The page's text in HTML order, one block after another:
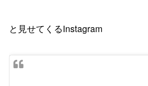
と見せてくるInstagram